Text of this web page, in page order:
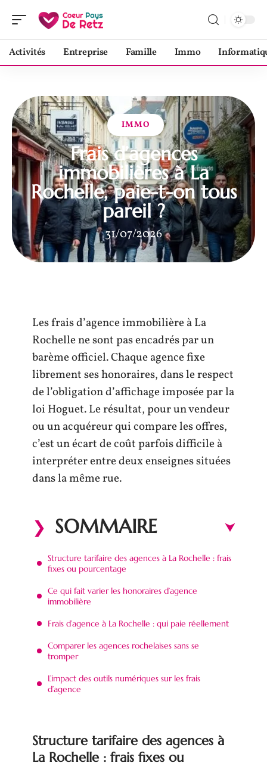
Activités Entreprise Famille Immo
IMMO
Frais d’agences
immobilières à La
Rochelle, paie-t-on tous
pareil ?
31/07/2026
Les frais d’agence immobilière à La
Rochelle ne sont pas encadrés par un
barème officiel. Chaque agence fixe
librement ses honoraires, dans le respect
de l’obligation d’affichage imposée par la
loi Hoguet. Le résultat, pour un vendeur
ou un acquéreur qui compare les offres,
c’est un écart de coût parfois difficile à
interpréter entre deux enseignes situées
dans la même rue.
SOMMAIRE
Structure tarifaire des agences à La Rochelle : frais
fixes ou pourcentage
Ce qui fait varier les honoraires d’agence
immobilière
Frais d’agence à La Rochelle : qui paie réellement
Comparer les agences rochelaises sans se
tromper
L’impact des outils numériques sur les frais
d’agence
Structure tarifaire des agences à
La Rochelle : frais fixes ou